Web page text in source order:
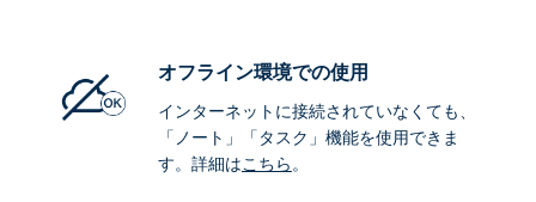
オフライン環境での使用
インターネットに接続されていなくても、
「ノート」「タスク」機能を使用できま
す。詳細はこちら。